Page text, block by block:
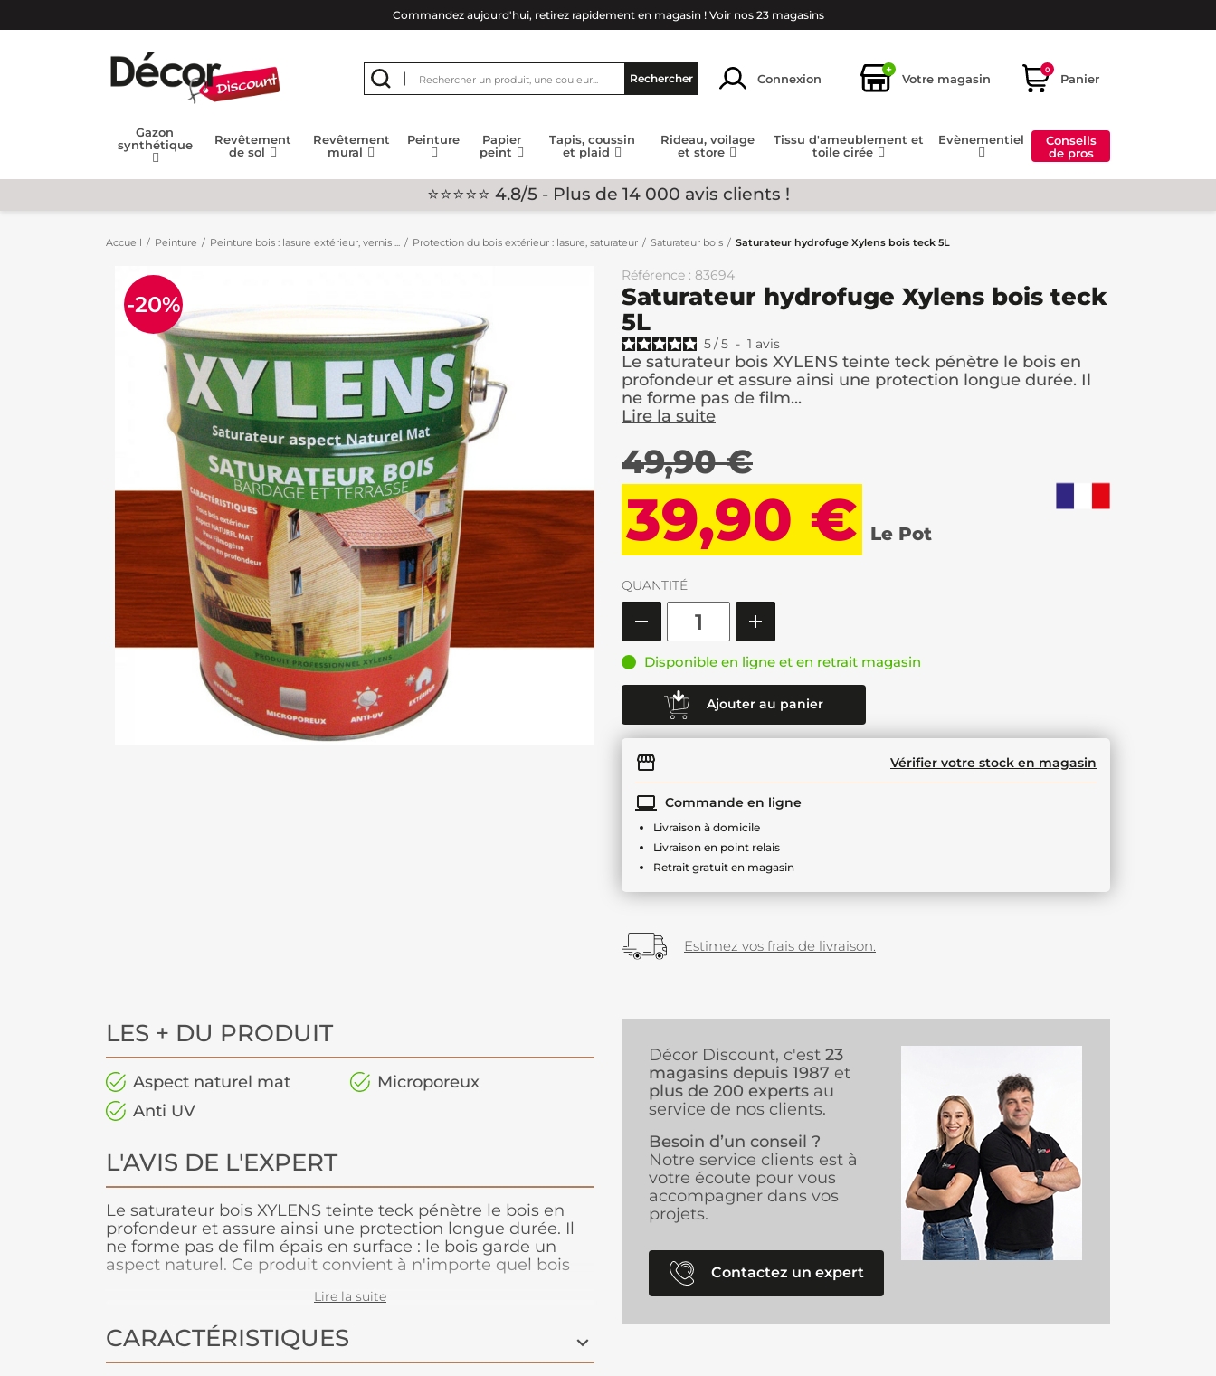
Commandez aujourd'hui, retirez rapidement en magasin ! Voir nos 23 magasins
Rechercher Connexion
+
Votre magasin
0
Panier
Gazon
synthétique
Revêtement
de sol
Revêtement
mural
Peinture
Papier
peint
Tapis, coussin
et plaid
Rideau, voilage
et store
Tissu d'ameublement et
toile cirée
Evènementiel
Conseils
de pros
⭐⭐⭐⭐⭐ 4.8/5 - Plus de 14 000 avis clients !
Accueil Peinture Peinture bois : lasure extérieur, vernis ... Protection du bois extérieur : lasure, saturateur Saturateur bois Saturateur hydrofuge Xylens bois teck 5L
-20%
Référence : 83694
Saturateur hydrofuge Xylens bois teck
5L
5/5 - 1 avis
Le saturateur bois XYLENS teinte teck pénètre le bois en
profondeur et assure ainsi une protection longue durée. Il
ne forme pas de film...
Lire la suite
49,90 €
39,90 € Le Pot
QUANTITÉ
Disponible en ligne et en retrait magasin
Ajouter au panier
Vérifier votre stock en magasin
Commande en ligne
Livraison à domicile
Livraison en point relais
Retrait gratuit en magasin
Estimez vos frais de livraison.
LES + DU PRODUIT
Aspect naturel mat
Microporeux
Anti UV
L'AVIS DE L'EXPERT
Le saturateur bois XYLENS teinte teck pénètre le bois en
profondeur et assure ainsi une protection longue durée. Il
ne forme pas de film épais en surface : le bois garde un
aspect naturel. Ce produit convient à n'importe quel bois
lasures traditionnelles. Le produit est prêt à l'emploi sauf
recommandons de diluer le saturateur à 10 % de White
Spirit pour faciliter l'accroche permet de conserver l'aspect
Lire la suite
CARACTÉRISTIQUES
Décor Discount, c'est 23
magasins depuis 1987 et
plus de 200 experts au
service de nos clients.
Besoin d’un conseil ?
Notre service clients est à
votre écoute pour vous
accompagner dans vos
projets.
Contactez un expert